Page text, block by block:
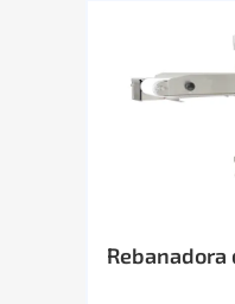
Rebanadora